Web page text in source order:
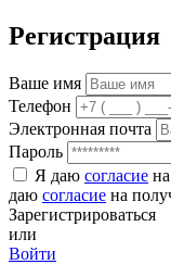
Регистрация
Ваше имя
Телефон
Электронная почта
Пароль
Я даю согласие
даю согласие на
Зарегистрироваться
или
Войти